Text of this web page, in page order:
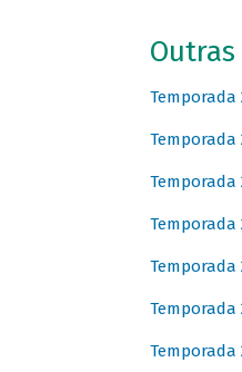
Temporada
Temporada
Temporada
Temporada
Temporada
Temporada
Temporada